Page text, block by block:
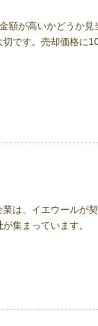
額が高いかどうか見
です。売却価格に
は、イエウールが
が集まっています。